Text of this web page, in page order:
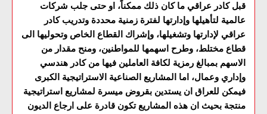
قبل كادر عراقي ما كان ذلك ممكناً، او حتى جلب شركات
عالمية لتأهيلها وإدارتها لفترة زمنية محددة وتدريب كادر
عراقي لإدارتها وتشغيلها، وإشراك القطاع الخاص وتحوليها الى
قطاع مختلط، وطرح اسهمها للمواطنين، ومنح مقدار من
الاسهم بمبالغ رمزية لكافة العاملين فيها من كادر هندسي
وإداري وعمال، اما المشاريع الصناعية الاستراتيجية الكبرى
فيمكن للعراق ان يستدين بقروض ميسرة لمشاريع استراتيجية
منتجة بحيث ان هذه المشاريع تكون قادرة على ارجاع الديون